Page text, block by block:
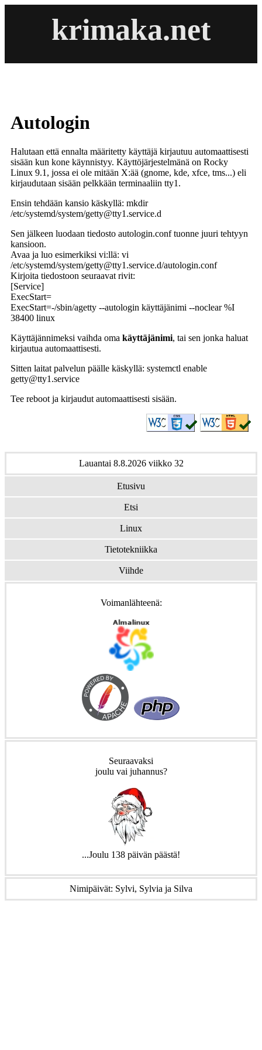
krimaka.net
Autologin
Halutaan että ennalta määritetty käyttäjä kirjautuu automaattisesti
sisään kun kone käynnistyy. Käyttöjärjestelmänä on Rocky
Linux 9.1, jossa ei ole mitään X:ää (gnome, kde, xfce, tms...) eli
kirjaudutaan sisään pelkkään terminaaliin tty1.
Ensin tehdään kansio käskyllä: mkdir
/etc/systemd/system/getty@tty1.service.d
Sen jälkeen luodaan tiedosto autologin.conf tuonne juuri tehtyyn
kansioon.
Avaa ja luo esimerkiksi vi:llä: vi
/etc/systemd/system/getty@tty1.service.d/autologin.conf
Kirjoita tiedostoon seuraavat rivit:
[Service]
ExecStart=
ExecStart=-/sbin/agetty --autologin käyttäjänimi --noclear %I
38400 linux
Käyttäjännimeksi vaihda oma käyttäjänimi, tai sen jonka haluat
kirjautua automaattisesti.
Sitten laitat palvelun päälle käskyllä: systemctl enable
getty@tty1.service
Tee reboot ja kirjaudut automaattisesti sisään.
Lauantai 8.8.2026 viikko 32
Etusivu
Etsi
Linux
Tietotekniikka
Viihde
Voimanlähteenä:
Seuraavaksi
joulu vai juhannus?
...Joulu 138 päivän päästä!
Nimipäivät: Sylvi, Sylvia ja Silva